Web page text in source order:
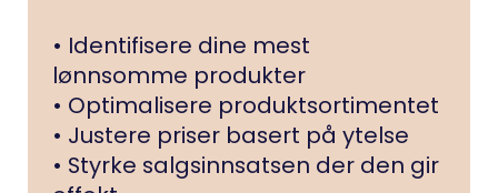
• Identifisere dine mest
lønnsomme produkter
• Optimalisere produktsortimentet
• Justere priser basert på ytelse
• Styrke salgsinnsatsen der den gir